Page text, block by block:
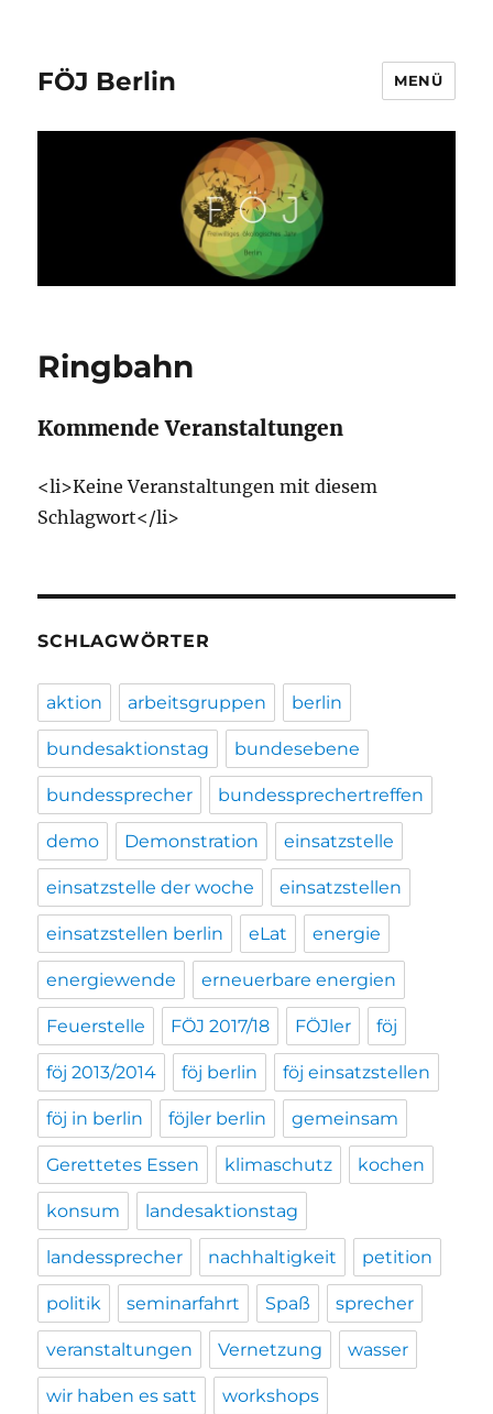
FÖJ Berlin MENÜ
Ringbahn
Kommende Veranstaltungen
<li>Keine Veranstaltungen mit diesem
Schlagwort</li>
SCHLAGWÖRTER
aktion arbeitsgruppen berlin
bundesaktionstag bundesebene
bundessprecher bundessprechertreffen
demo Demonstration einsatzstelle
einsatzstelle der woche einsatzstellen
einsatzstellen berlin eLat energie
energiewende erneuerbare energien
Feuerstelle FÖJ 2017/18 FÖJler föj
föj 2013/2014 föj berlin föj einsatzstellen
föj in berlin föjler berlin gemeinsam
Gerettetes Essen klimaschutz kochen
konsum landesaktionstag
landessprecher nachhaltigkeit petition
politik seminarfahrt Spaß sprecher
veranstaltungen Vernetzung wasser
wir haben es satt workshops